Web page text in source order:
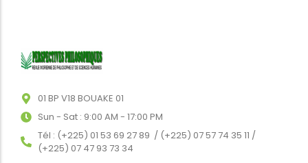
01 BP V18 BOUAKE 01
Sun - Sat : 9:00 AM - 17:00 PM
Tél : (+225) 01 53 69 27 89 / (+225) 07 57 74 35 11 /
(+225) 07 47 93 73 34